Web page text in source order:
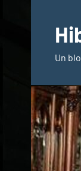
contenu
Un